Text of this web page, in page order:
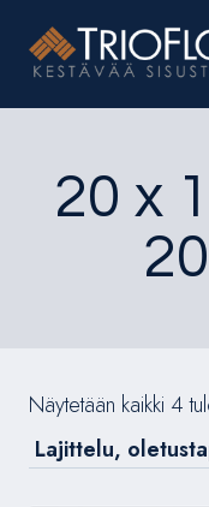
sisältöön
20 x
Näytetään kaikki 4